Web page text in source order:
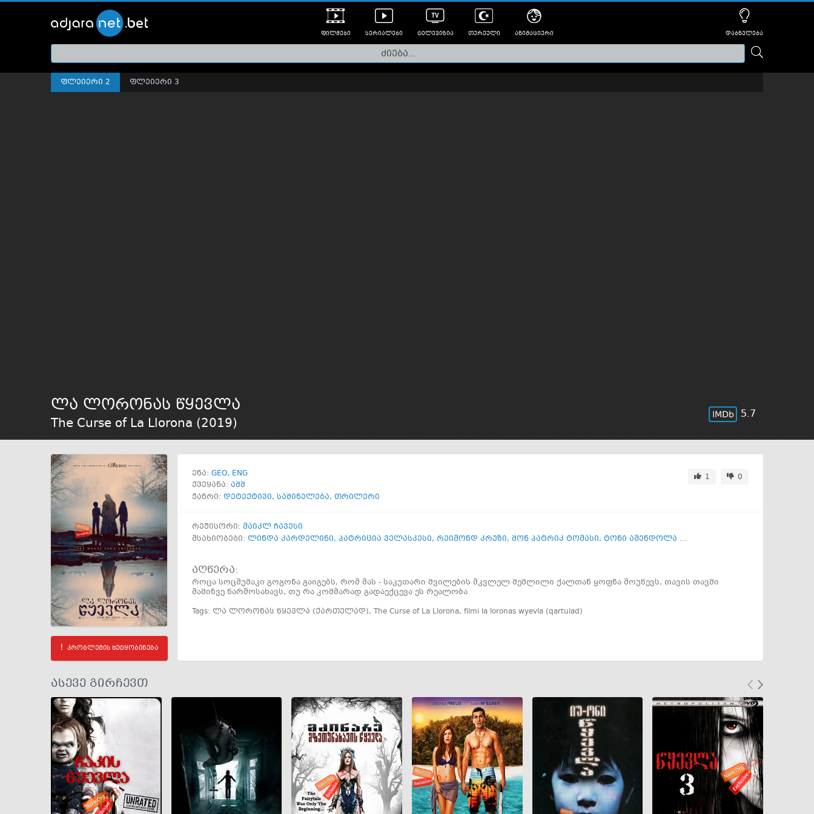
ფილმები
თრეილერები
სერიალები ტელევიზია თურქული ანიმაციური დაბნელება
ფლეიერი 2 ფლეიერი 3
ლა ლორონას წყევლა
The Curse of La Llorona (2019)
5.7
პრობლემის შეტყობინება
ენა: GEO ENG
ქვეყანა: აშშ
1
0
ჟანრი: დეტექტივი, საშინელება, თრილერი
რეჟისორი: მაიკლ ჩავესი
მსახიობები: ლინდა კარდელინი, პატრიცია ველასკესი, რეიმონდ კრუზი, შონ პატრიკ ტომასი, ტონი ამენდოლა ...
აღწერა:
როცა სოცმუშაკი გოგონა გაიგებს, რომ მას - საკუთარი შვილების მკვლელ შეშლილი ქალთან ყოფნა მოუწევს, თავის თავში
მაშინვე წარმოსახავს, თუ რა კოშმარად გადაექცევა ეს რეალობა
Tags: ლა ლორონას წყევლა (ქართულად), The Curse of La Llorona, filmi la loronas wyevla (qartulad)
ასევე გირჩევთ